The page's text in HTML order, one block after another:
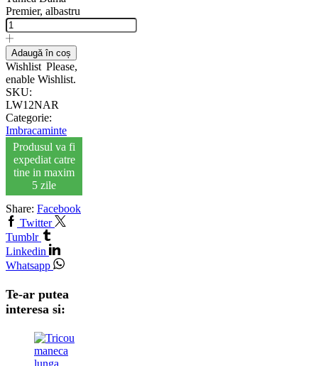
Premier, albastru
Adaugă în coș
Wishlist Please,
enable Wishlist.
SKU:
LW12NAR
Categorie:
Imbracaminte
Produsul va fi
expediat catre
tine in maxim
5 zile
Share: Facebook
Twitter
Tumblr
Linkedin
Whatsapp
Te-ar putea
interesa si: